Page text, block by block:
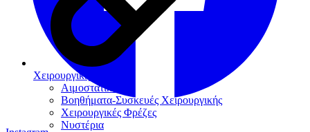
Χειρουργική
Αιμοστατικά
Βοηθήματα-Συσκευές Χειρουργικής
Χειρουργικές Φρέζες
Νυστέρια